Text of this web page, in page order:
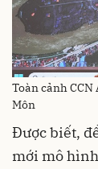
Toàn cảnh
Môn
Được biết,
mới mô